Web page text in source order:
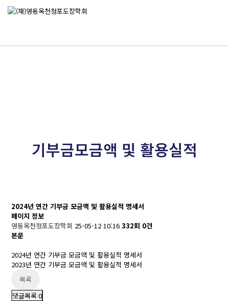
기부금모금액 및 활용실적
2024년 연간 기부금 모금액 및 활용실적 명세서
페이지 정보
영동옥천청포도장학회 25-05-12 10:16332회 0건
본문
2024년 연간 기부금 모금액 및 활용실적 명세서
2023년 연간 기부금 모금액 및 활용실적 명세서
목록
댓글목록0